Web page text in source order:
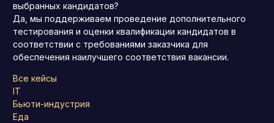
выбранных кандидатов?
Да, мы поддерживаем проведение дополнительного
тестирования и оценки квалификации кандидатов в
соответствии с требованиями заказчика для
обеспечения наилучшего соответствия вакансии.
Все кейсы
IT
Бьюти-индустрия
Еда